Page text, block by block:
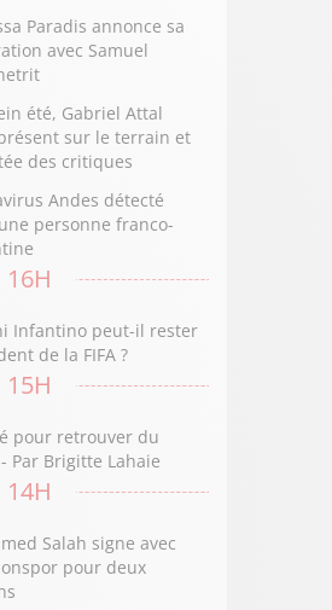
Paradis annonce sa
avec Samuel
été, Gabriel Attal
sur le terrain et
des critiques
Andes détecté
personne franco-
16H
Infantino peut-il rester
de la FIFA ?
15H
pour retrouver du
Par Brigitte Lahaie
14H
Salah signe avec
pour deux